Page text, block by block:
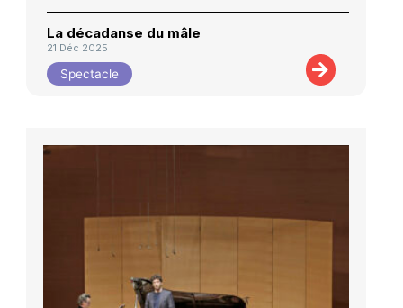
La décadanse du mâle
21 Déc 2025
Spectacle